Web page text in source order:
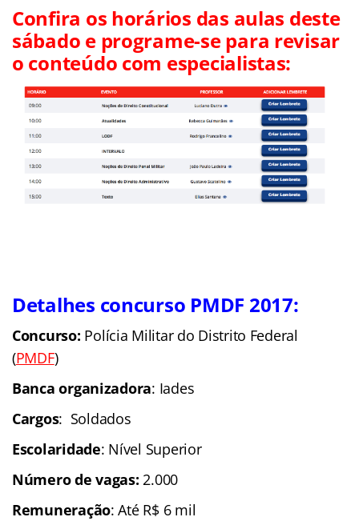
Confira os horários das aulas deste
sábado e programe-se para revisar
o conteúdo com especialistas:
Detalhes concurso PMDF 2017:
Concurso: Polícia Militar do Distrito Federal
(PMDF)
Banca organizadora: Iades
Cargos: Soldados
Escolaridade: Nível Superior
Número de vagas: 2.000
Remuneração: Até R$ 6 mil